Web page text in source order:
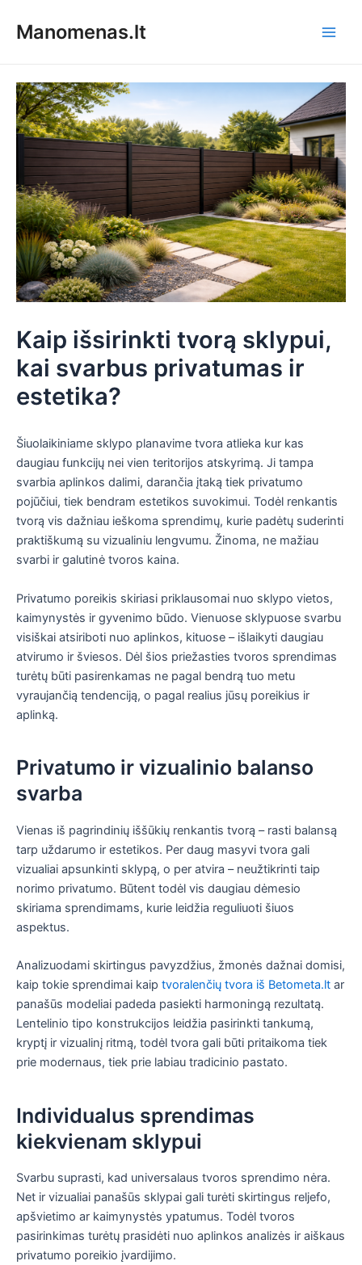
prieManomenas.lt
Kaip išsirinkti tvorą sklypui,
kai svarbus privatumas ir
estetika?
Šiuolaikiniame sklypo planavime tvora atlieka kur kas
daugiau funkcijų nei vien teritorijos atskyrimą. Ji tampa
svarbia aplinkos dalimi, darančia įtaką tiek privatumo
pojūčiui, tiek bendram estetikos suvokimui. Todėl renkantis
tvorą vis dažniau ieškoma sprendimų, kurie padėtų suderinti
praktiškumą su vizualiniu lengvumu. Žinoma, ne mažiau
svarbi ir galutinė tvoros kaina.
Privatumo poreikis skiriasi priklausomai nuo sklypo vietos,
kaimynystės ir gyvenimo būdo. Vienuose sklypuose svarbu
visiškai atsiriboti nuo aplinkos, kituose – išlaikyti daugiau
atvirumo ir šviesos. Dėl šios priežasties tvoros sprendimas
turėtų būti pasirenkamas ne pagal bendrą tuo metu
vyraujančią tendenciją, o pagal realius jūsų poreikius ir
aplinką.
Privatumo ir vizualinio balanso
svarba
Vienas iš pagrindinių iššūkių renkantis tvorą – rasti balansą
tarp uždarumo ir estetikos. Per daug masyvi tvora gali
vizualiai apsunkinti sklypą, o per atvira – neužtikrinti taip
norimo privatumo. Būtent todėl vis daugiau dėmesio
skiriama sprendimams, kurie leidžia reguliuoti šiuos
aspektus.
Analizuodami skirtingus pavyzdžius, žmonės dažnai domisi,
kaip tokie sprendimai kaip tvoralenčių tvora iš Betometa.lt ar
panašūs modeliai padeda pasiekti harmoningą rezultatą.
Lentelinio tipo konstrukcijos leidžia pasirinkti tankumą,
kryptį ir vizualinį ritmą, todėl tvora gali būti pritaikoma tiek
prie modernaus, tiek prie labiau tradicinio pastato.
Individualus sprendimas
kiekvienam sklypui
Svarbu suprasti, kad universalaus tvoros sprendimo nėra.
Net ir vizualiai panašūs sklypai gali turėti skirtingus reljefo,
apšvietimo ar kaimynystės ypatumus. Todėl tvoros
pasirinkimas turėtų prasidėti nuo aplinkos analizės ir aiškaus
privatumo poreikio įvardijimo.